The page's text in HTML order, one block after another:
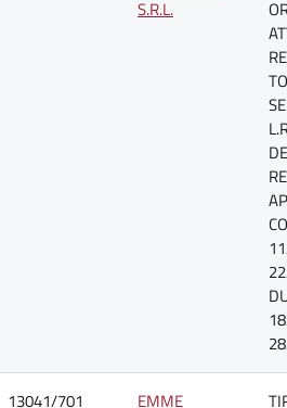
S.R.L.
13041/701
EMME